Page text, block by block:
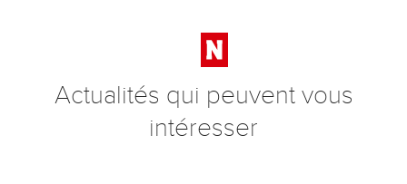
Actualités qui peuvent vous
intéresser